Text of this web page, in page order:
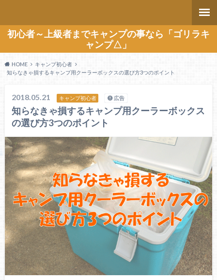
初心者～上級者までキャンプの事なら「ゴリラキ
ャンプ△」
HOME
キャンプ初心者
知らなきゃ損するキャンプ用クーラーボックスの選び方3つのポイント
2018.05.21 キャンプ初心者 広告
知らなきゃ損するキャンプ用クーラーボックス
の選び方3つのポイント